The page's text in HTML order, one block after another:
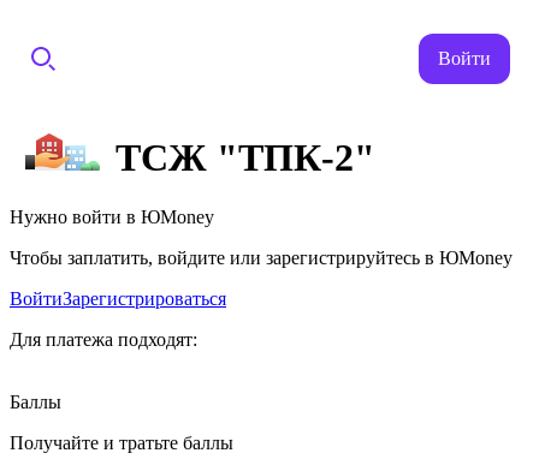
Войти
ТСЖ "ТПК-2"
Нужно войти в ЮMoney
Чтобы заплатить, войдите или зарегистрируйтесь в ЮMoney
ВойтиЗарегистрироваться
Для платежа подходят:
Баллы
Получайте и тратьте баллы